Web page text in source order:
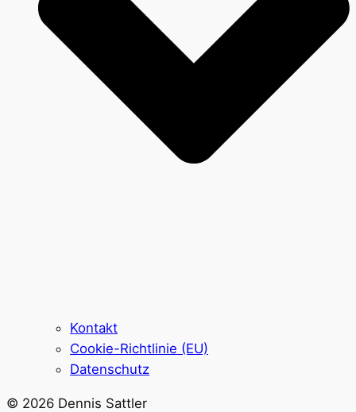
Kontakt
Cookie-Richtlinie (EU)
Datenschutz
© 2026 Dennis Sattler